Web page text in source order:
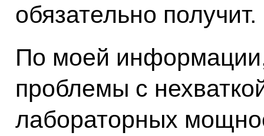
обязательно получит.
По моей
проблемы с
лабораторных